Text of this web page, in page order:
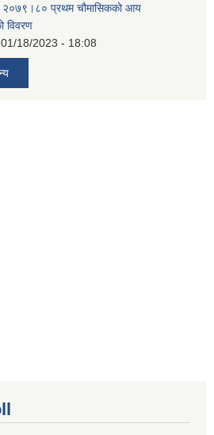
प्रथम चौमासिकको आय
विवरण
01/18/2023 - 18:08